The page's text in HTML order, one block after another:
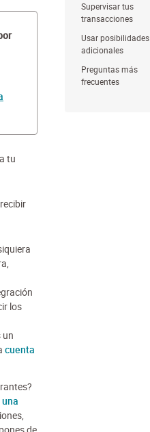
tu
los
un
cuenta
Supervisar tus
transacciones
Usar posibilidades
adicionales
Preguntas más
frecuentes